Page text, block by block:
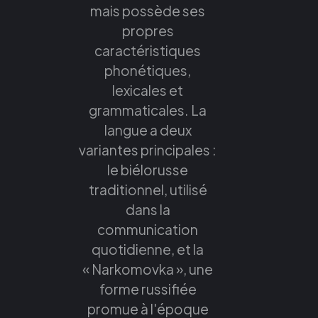
mais possède ses
propres
caractéristiques
phonétiques,
lexicales et
grammaticales. La
langue a deux
variantes principales :
le biélorusse
traditionnel, utilisé
dans la
communication
quotidienne, et la
« Narkomovka », une
forme russifiée
promue à l'époque